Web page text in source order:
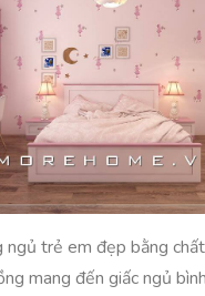
ngủ trẻ em đẹp bằng
mang đến giấc ngủ